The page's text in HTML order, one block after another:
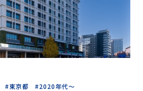
東京都 2020年代～